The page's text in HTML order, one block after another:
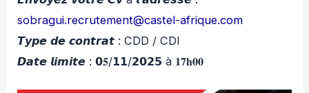
sobragui.recrutement@castel-afrique.com
𝙏𝙮𝙥𝙚 𝙙𝙚 𝙘𝙤𝙣𝙩𝙧𝙖𝙩 : CDD / CDI
𝘿𝙖𝙩𝙚 𝙡𝙞𝙢𝙞𝙩𝙚 : 𝟬𝟓/𝟭𝟭/𝟮𝟬𝟮𝟱 à 𝟏𝟕𝐡𝟎𝟎